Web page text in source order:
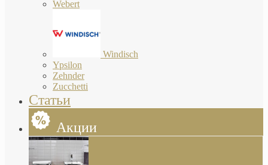
Webert
Windisch
Ypsilon
Zehnder
Zucchetti
Статьи
Акции